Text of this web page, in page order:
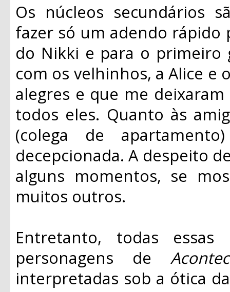
Os núcleos secundários
fazer só um adendo rápido
do Nikki e para o primeiro
com os velhinhos, a Alice e
alegres e que me
todos eles. Quanto às
(colega de
decepcionada. A despeito
alguns momentos, se
muitos outros.
Entretanto, todas
personagens de
interpretadas sob a ótica